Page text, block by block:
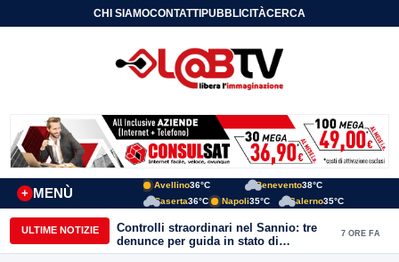
CHI SIAMOCONTATTIPUBBLICITÀCERCA
MENÙ
+
Avellino36°C Benevento38°C
Caserta36°C Napoli35°C Salerno35°C
ULTIME NOTIZIE
Controlli straordinari nel Sannio: tre
denunce per guida in stato di
ebbrezza, un arresto e 1.500 kg di
7 ORE FA